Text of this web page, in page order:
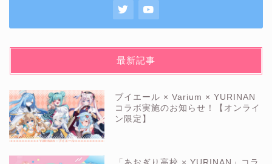
最新記事
ブイエール × Varium × YURINAN
コラボ実施のお知らせ！【オンライ
ン限定】